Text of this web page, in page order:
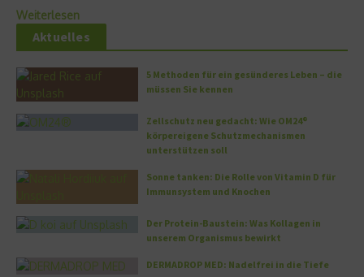
Weiterlesen
Aktuelles
5 Methoden für ein gesünderes Leben – die
müssen Sie kennen
Zellschutz neu gedacht: Wie OM24®
körpereigene Schutzmechanismen
unterstützen soll
Sonne tanken: Die Rolle von Vitamin D für
Immunsystem und Knochen
Der Protein-Baustein: Was Kollagen in
unserem Organismus bewirkt
DERMADROP MED: Nadelfrei in die Tiefe